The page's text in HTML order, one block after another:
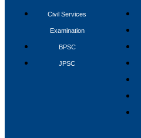
Civil Services
Examination
BPSC
JPSC